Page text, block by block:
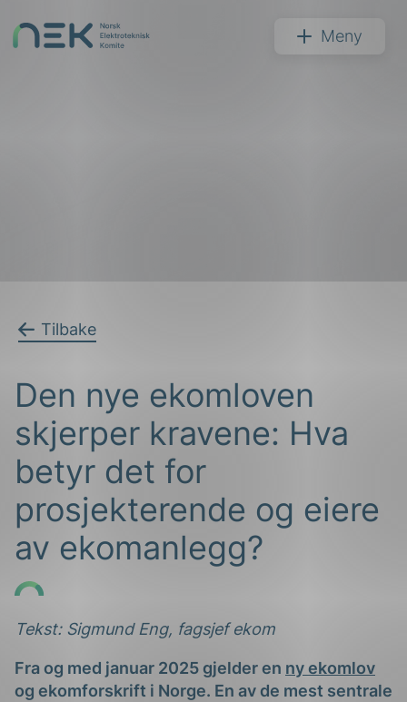
NEK Meny
Tilbake
Den nye ekomloven
skjerper kravene: Hva
betyr det for
prosjekterende og eiere
av ekomanlegg?
Tekst: Sigmund Eng, fagsjef ekom
Fra og med januar 2025 gjelder en nyekomlov
og ekomforskrift i Norge. En av de mest sentrale